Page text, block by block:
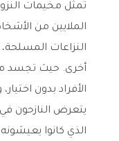
تمثل مخيمات
الملايين من
النزاعات
أخرى. حيث تجسد
الأفراد بدون
يتعرض النازحون
الذي كانوا